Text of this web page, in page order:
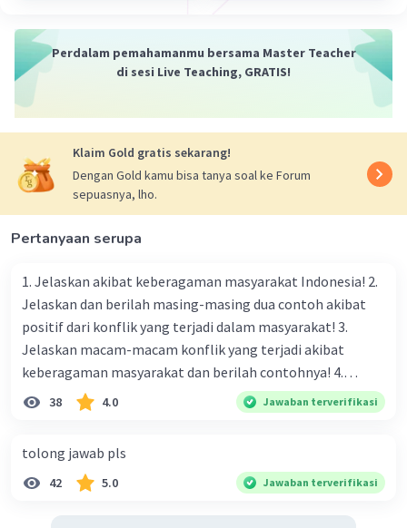
Perdalam pemahamanmu bersama Master Teacher
di sesi Live Teaching, GRATIS!
Klaim Gold gratis sekarang!
Dengan Gold kamu bisa tanya soal ke Forum
sepuasnya, lho.
Pertanyaan serupa
1. Jelaskan akibat keberagaman masyarakat Indonesia! 2.
Jelaskan dan berilah masing-masing dua contoh akibat
positif dari konflik yang terjadi dalam masyarakat! 3.
Jelaskan macam-macam konflik yang terjadi akibat
keberagaman masyarakat dan berilah contohnya! 4.
Mengapa dalam masyarakat yang memiliki keberagaman
bahasa, dan budaya. Berdasarkan pernyataan tersebut,
apa yang dapat kalian lakukan untuk menjaga
38 4.0 Jawaban terverifikasi
tolong jawab pls
42 5.0 Jawaban terverifikasi